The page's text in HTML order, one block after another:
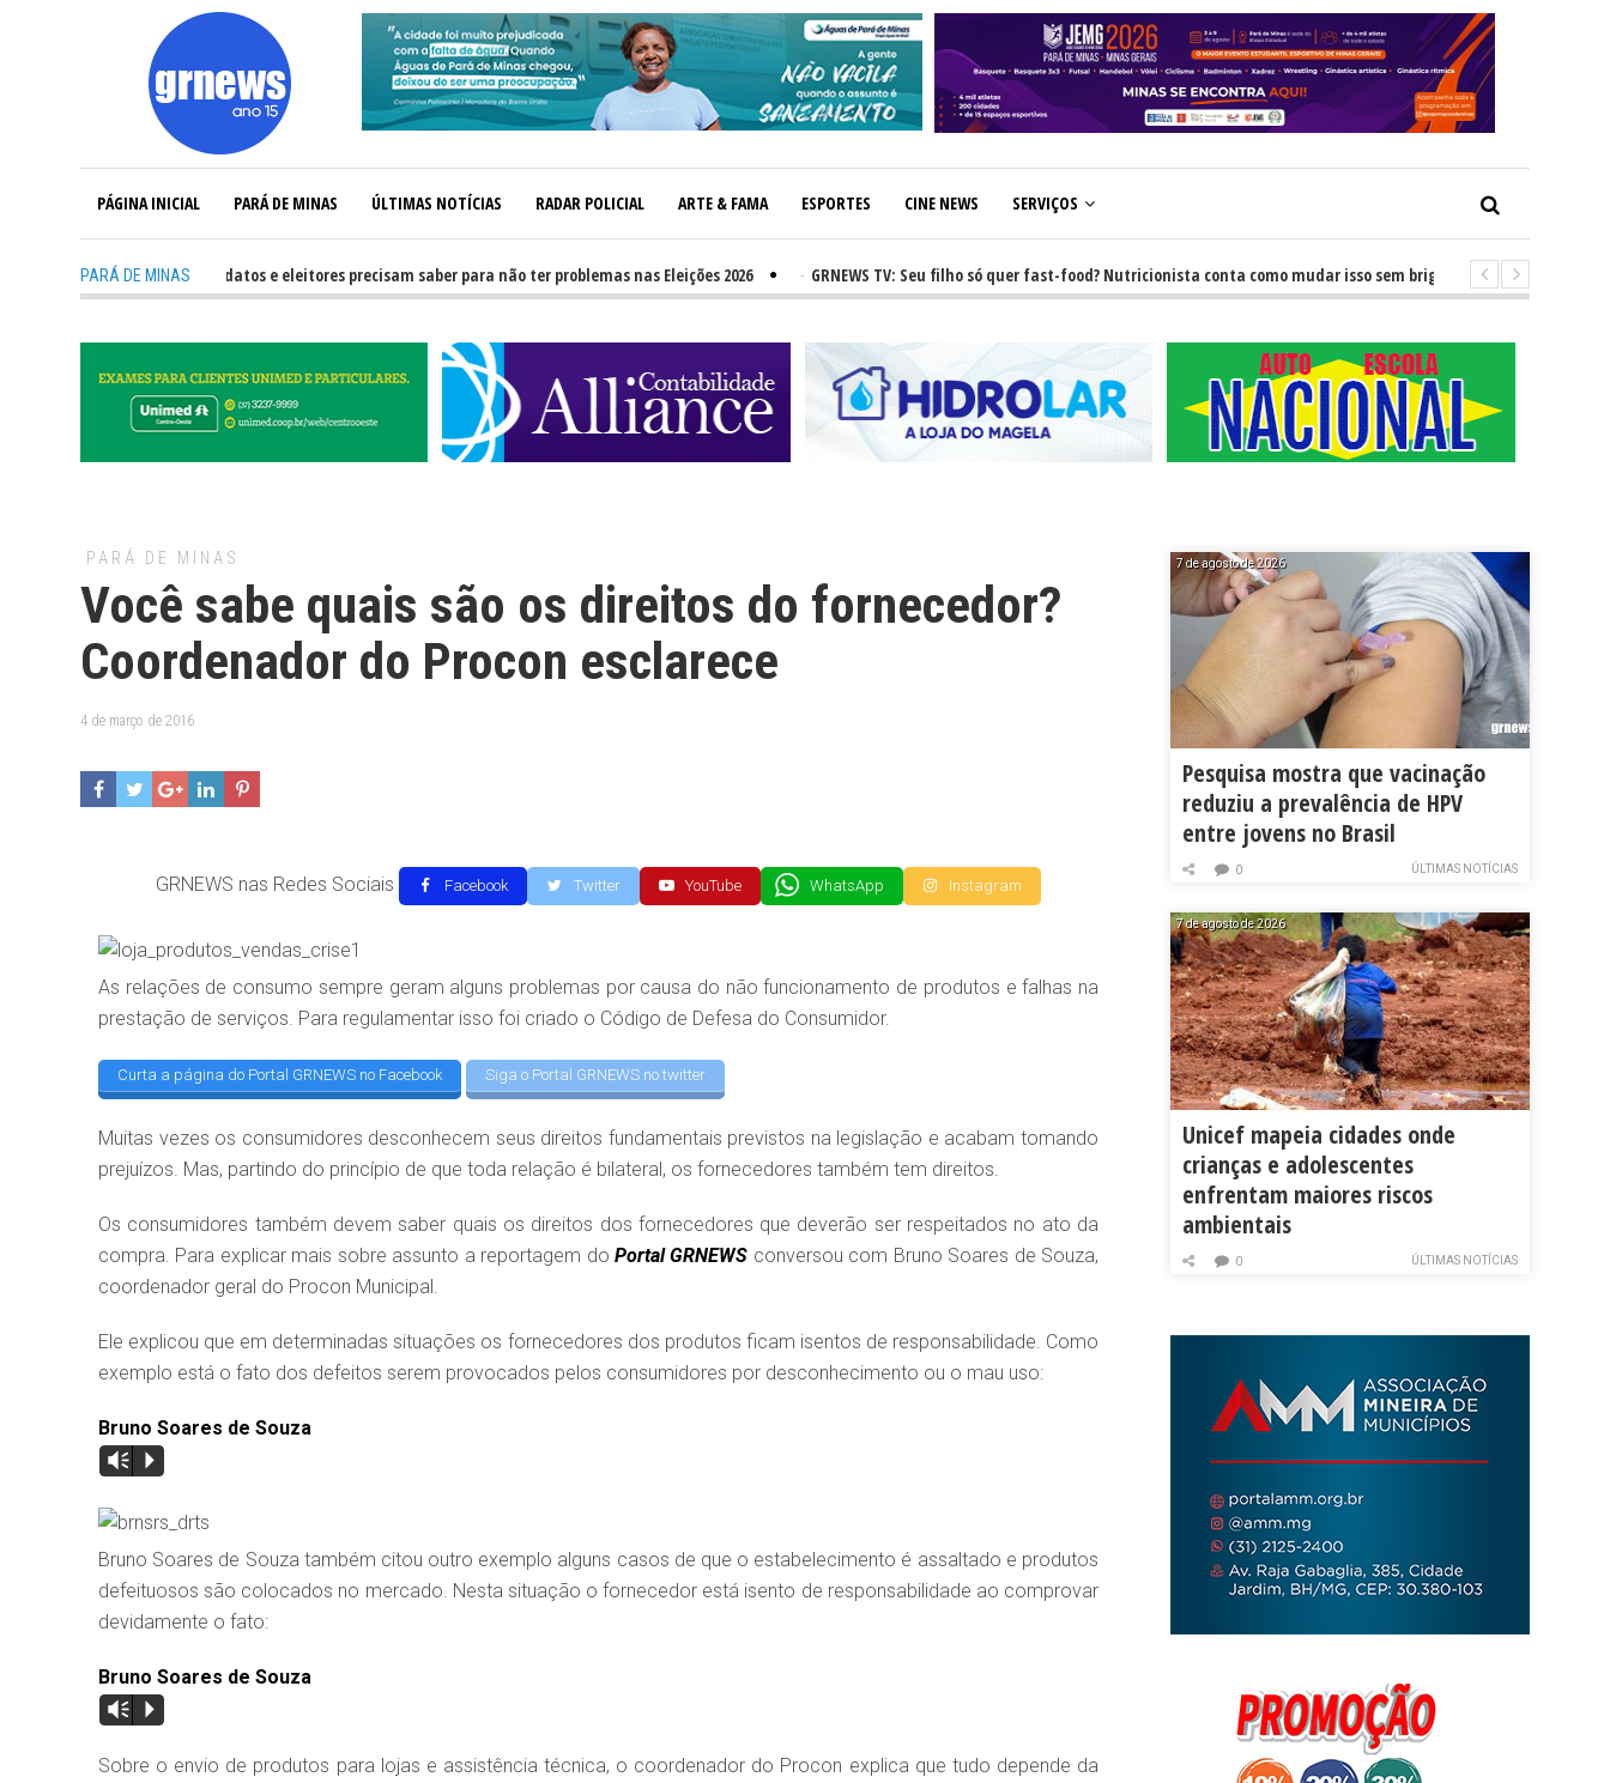
PÁGINA INICIAL PARÁ DE MINAS ÚLTIMAS NOTÍCIAS RADAR POLICIAL ARTE & FAMA ESPORTES CINE NEWS SERVIÇOS
PARÁ DE MINAS
GRNEWS TV: O que candidatos e eleitores precisam saber para não ter problemas nas Eleições 2026 GRNEWS TV: Seu filho só quer fast-food? Nutricionista conta como mudar isso sem brigas GRNEWS TV:
PARÁ DE MINAS
Você sabe quais são os direitos do fornecedor?
Coordenador do Procon esclarece
4 de março de 2016
GRNEWS nas Redes Sociais Facebook Twitter YouTube WhatsApp Instagram
As relações de consumo sempre geram alguns problemas por causa do não funcionamento de produtos e falhas na
prestação de serviços. Para regulamentar isso foi criado o Código de Defesa do Consumidor.
Curta a página do Portal GRNEWS no Facebook Siga o Portal GRNEWS no twitter
Muitas vezes os consumidores desconhecem seus direitos fundamentais previstos na legislação e acabam tomando
prejuízos. Mas, partindo do princípio de que toda relação é bilateral, os fornecedores também tem direitos.
Os consumidores também devem saber quais os direitos dos fornecedores que deverão ser respeitados no ato da
compra. Para explicar mais sobre assunto a reportagem do Portal GRNEWS conversou com Bruno Soares de Souza,
coordenador geral do Procon Municipal.
Ele explicou que em determinadas situações os fornecedores dos produtos ficam isentos de responsabilidade. Como
exemplo está o fato dos defeitos serem provocados pelos consumidores por desconhecimento ou o mau uso:
Bruno Soares de Souza
Vm P
Bruno Soares de Souza também citou outro exemplo alguns casos de que o estabelecimento é assaltado e produtos
defeituosos são colocados no mercado. Nesta situação o fornecedor está isento de responsabilidade ao comprovar
devidamente o fato:
Bruno Soares de Souza
Vm P
Sobre o envio de produtos para lojas e assistência técnica, o coordenador do Procon explica que tudo depende da
7 de agosto de 2026
Pesquisa mostra que vacinação
reduziu a prevalência de HPV
entre jovens no Brasil
ÚLTIMAS NOTÍCIAS
0
7 de agosto de 2026
Unicef mapeia cidades onde
crianças e adolescentes
enfrentam maiores riscos
ambientais
ÚLTIMAS NOTÍCIAS
0